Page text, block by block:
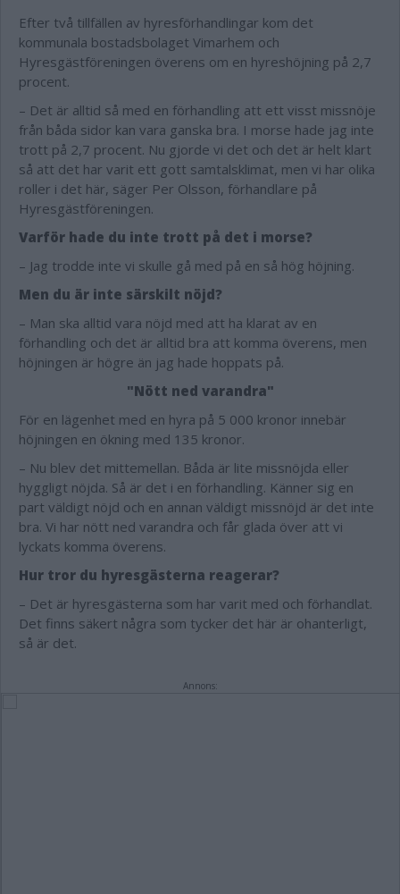
Efter två tillfällen av hyresförhandlingar kom det
kommunala bostadsbolaget Vimarhem och
Hyresgästföreningen överens om en hyreshöjning på 2,7
procent.
– Det är alltid så med en förhandling att ett visst missnöje
från båda sidor kan vara ganska bra. I morse hade jag inte
trott på 2,7 procent. Nu gjorde vi det och det är helt klart
så att det har varit ett gott samtalsklimat, men vi har olika
roller i det här, säger Per Olsson, förhandlare på
Hyresgästföreningen.
Varför hade du inte trott på det i morse?
– Jag trodde inte vi skulle gå med på en så hög höjning.
Men du är inte särskilt nöjd?
– Man ska alltid vara nöjd med att ha klarat av en
förhandling och det är alltid bra att komma överens, men
höjningen är högre än jag hade hoppats på.
"Nött ned varandra"
För en lägenhet med en hyra på 5 000 kronor innebär
höjningen en ökning med 135 kronor.
– Nu blev det mittemellan. Båda är lite missnöjda eller
hyggligt nöjda. Så är det i en förhandling. Känner sig en
part väldigt nöjd och en annan väldigt missnöjd är det inte
bra. Vi har nött ned varandra och får glada över att vi
lyckats komma överens.
Hur tror du hyresgästerna reagerar?
– Det är hyresgästerna som har varit med och förhandlat.
Det finns säkert några som tycker det här är ohanterligt,
så är det.
Annons: